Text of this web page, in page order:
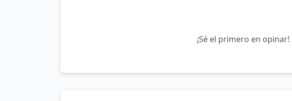
¡Sé el primero en opinar!